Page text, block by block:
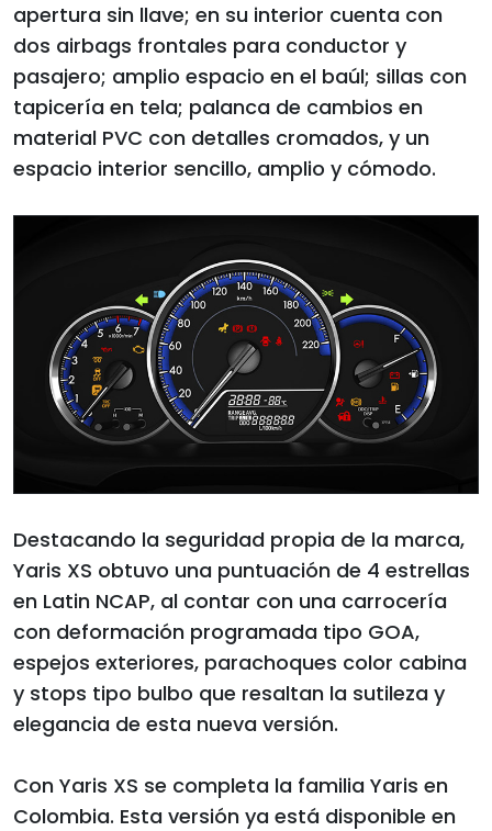
apertura sin llave; en su interior cuenta con
dos airbags frontales para conductor y
pasajero; amplio espacio en el baúl; sillas con
tapicería en tela; palanca de cambios en
material PVC con detalles cromados, y un
espacio interior sencillo, amplio y cómodo.
Destacando la seguridad propia de la marca,
Yaris XS obtuvo una puntuación de 4 estrellas
en Latin NCAP, al contar con una carrocería
con deformación programada tipo GOA,
espejos exteriores, parachoques color cabina
y stops tipo bulbo que resaltan la sutileza y
elegancia de esta nueva versión.
Con Yaris XS se completa la familia Yaris en
Colombia. Esta versión ya está disponible en